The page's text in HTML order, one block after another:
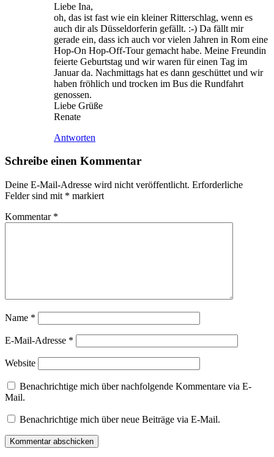
Liebe Ina,
oh, das ist fast wie ein kleiner Ritterschlag, wenn es
auch dir als Düsseldorferin gefällt. :-) Da fällt mir
gerade ein, dass ich auch vor vielen Jahren in Rom eine
Hop-On Hop-Off-Tour gemacht habe. Meine Freundin
feierte Geburtstag und wir waren für einen Tag im
Januar da. Nachmittags hat es dann geschüttet und wir
haben fröhlich und trocken im Bus die Rundfahrt
genossen.
Liebe Grüße
Renate
Antworten
Schreibe einen Kommentar
Deine E-Mail-Adresse wird nicht veröffentlicht. Erforderliche
Felder sind mit * markiert
Kommentar *
Name *
E-Mail-Adresse *
Website
Benachrichtige mich über nachfolgende Kommentare via E-
Mail.
Benachrichtige mich über neue Beiträge via E-Mail.